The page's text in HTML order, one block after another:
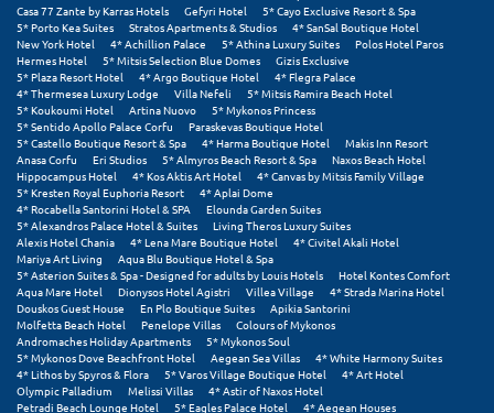
Πύργος
Ρ
Ρέθυμνο
Ρίο
Ρόδος
Σ
Σαλαμίνα
Σαμοθράκη
Σάμος
Casa 77 Zante by Karras Hotels
Gefyri Hotel
5* Cayo Exclusive Resort & Spa
5* Porto Kea Suites
Stratos Apartments & Studios
4* SanSal Boutique Hotel
New York Hotel
4* Achillion Palace 5* Athina Luxury Suites
Polos Hotel Paros
Hermes Hotel
5* Mitsis Selection Blue Domes
Gizis Exclusive
5* Plaza Resort Hotel
4* Argo Boutique Hotel
4* Flegra Palace
4* Thermesea Luxury Lodge
Villa Nefeli
5* Mitsis Ramira Beach Hotel
5* Koukoumi Hotel
Artina Nuovo
5* Mykonos Princess
5* Sentido Apollo Palace Corfu
Paraskevas Boutique Hotel
5* Castello Boutique Resort & Spa
4* Harma Boutique Hotel
Makis Inn Resort
Anasa Corfu
Eri Studios 5* Almyros Beach Resort & Spa
Naxos Beach Hotel
Hippocampus Hotel
4* Kos Aktis Art Hotel
4* Canvas by Mitsis Family Village
5* Kresten Royal Euphoria Resort
4* Aplai Dome
4* Rocabella Santorini Hotel & SPA
Elounda Garden Suites
5* Alexandros Palace Hotel & Suites
Living Theros Luxury Suites
Alexis Hotel Chania
4* Lena Mare Boutique Hotel
4* Civitel Akali Hotel
Mariya Art Living
Aqua Blu Boutique Hotel & Spa
5* Asterion Suites & Spa - Designed for adults by Louis Hotels
Hotel Kontes Comfort
Aqua Mare Hotel
Dionysos Hotel Agistri Villea Village
4* Strada Marina Hotel
Douskos Guest House
En Plo Boutique Suites
Apikia Santorini
Molfetta Beach Hotel
Penelope Villas
Colours of Mykonos
Andromaches Holiday Apartments
5* Mykonos Soul
5* Mykonos Dove Beachfront Hotel
Aegean Sea Villas
4* White Harmony Suites
4* Lithos by Spyros & Flora
5* Varos Village Boutique Hotel
4* Art Hotel
Olympic Palladium
Melissi Villas
4* Astir of Naxos Hotel
Petradi Beach Lounge Hotel
5* Eagles Palace Hotel
4* Aegean Houses